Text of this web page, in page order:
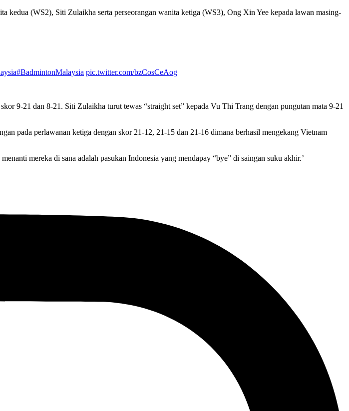
kedua (WS2), Siti Zulaikha serta perseorangan wanita ketiga (WS3), Ong Xin Yee kepada lawan masing-
#BadmintonMalaysia pic.twitter.com/bzCosCeAog
9-21 dan 8-21. Siti Zulaikha turut tewas “straight set” kepada Vu Thi Trang dengan pungutan mata 9-21
pada perlawanan ketiga dengan skor 21-12, 21-15 dan 21-16 dimana berhasil mengekang Vietnam
mereka di sana adalah pasukan Indonesia yang mendapay “bye” di saingan suku akhir.’